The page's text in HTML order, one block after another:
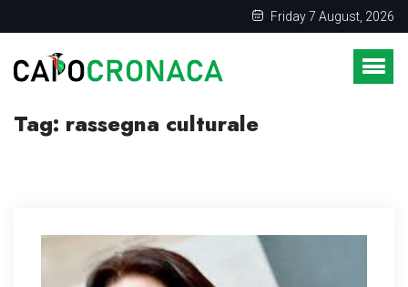
Friday 7 August, 2026
Tag: rassegna culturale